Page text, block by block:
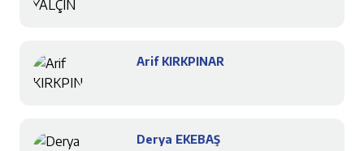
Arif KIRKPINAR
Derya EKEBAŞ